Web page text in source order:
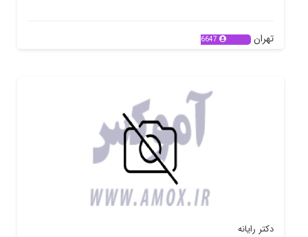
تهران 6647
دکتر رایانه